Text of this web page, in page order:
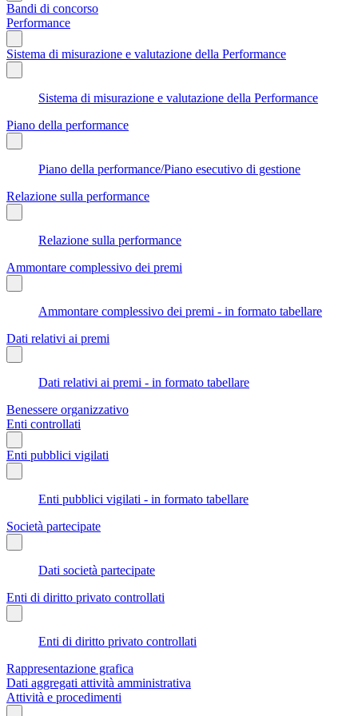
Bandi di concorso
Performance
Sistema di misurazione e valutazione della Performance
Sistema di misurazione e valutazione della Performance
Piano della performance
Piano della performance/Piano esecutivo di gestione
Relazione sulla performance
Relazione sulla performance
Ammontare complessivo dei premi
Ammontare complessivo dei premi - in formato tabellare
Dati relativi ai premi
Dati relativi ai premi - in formato tabellare
Benessere organizzativo
Enti controllati
Enti pubblici vigilati
Enti pubblici vigilati - in formato tabellare
Società partecipate
Dati società partecipate
Enti di diritto privato controllati
Enti di diritto privato controllati
Rappresentazione grafica
Dati aggregati attività amministrativa
Attività e procedimenti